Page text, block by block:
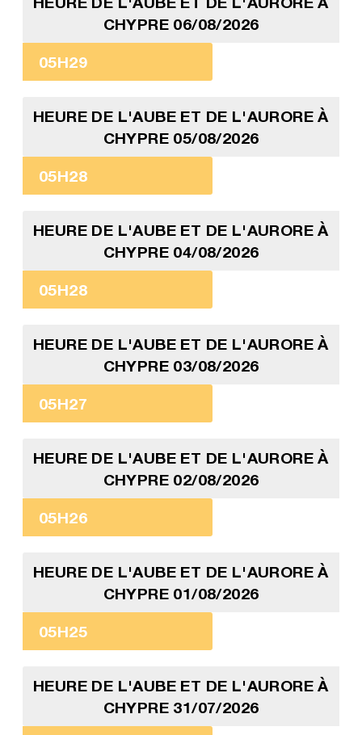
CHYPRE 06/08/2026
05H29
HEURE DE L'AUBE ET DE L'AURORE À
CHYPRE 05/08/2026
05H28
HEURE DE L'AUBE ET DE L'AURORE À
CHYPRE 04/08/2026
05H28
HEURE DE L'AUBE ET DE L'AURORE À
CHYPRE 03/08/2026
05H27
HEURE DE L'AUBE ET DE L'AURORE À
CHYPRE 02/08/2026
05H26
HEURE DE L'AUBE ET DE L'AURORE À
CHYPRE 01/08/2026
05H25
HEURE DE L'AUBE ET DE L'AURORE À
CHYPRE 31/07/2026